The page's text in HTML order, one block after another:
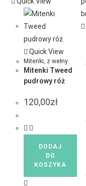
Quick View
Mitenki, z wełny
Mitenki Tweed
pudrowy róż
120,00zł
DODAJ
DO
KOSZYKA